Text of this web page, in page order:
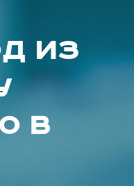
из
в